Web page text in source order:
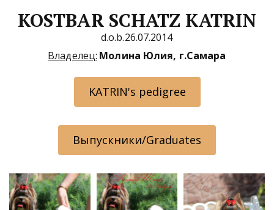
KOSTBAR SCHATZ KATRIN
d.o.b.26.07.2014
Владелец: Молина Юлия, г.Самара
KATRIN's pedigree
Выпускники/Graduates